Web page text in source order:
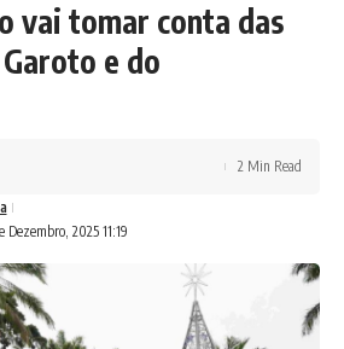
vai tomar conta das
e do
2025 11:19
2 Min Read